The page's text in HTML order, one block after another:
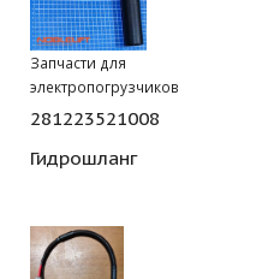
Запчасти для
электропогрузчиков
281223521008
Гидрошланг